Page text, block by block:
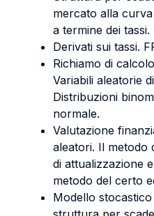
mercato alla
a termine dei tassi.
Derivati sui tassi.
Richiamo di
Variabili aleatorie
Distribuzioni
normale.
Valutazione
aleatori. Il metodo
di attualizzazione
metodo del certo
Modello